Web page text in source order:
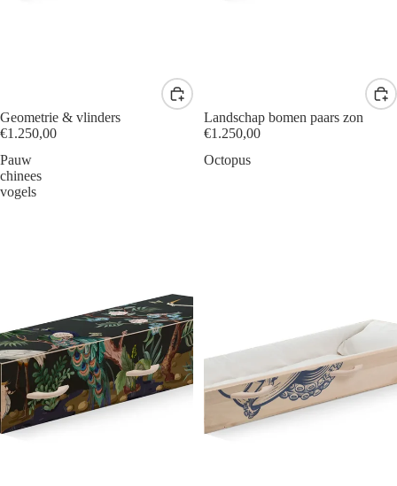
Geometrie & vlinders
€1.250,00
Landschap bomen paars zon
€1.250,00
Pauw
chinees
vogels
Octopus